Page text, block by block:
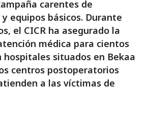
carentes de
equipos básicos. Durante
el CICR ha asegurado la
médica para cientos
hospitales situados en Bekaa
centros postoperatorios
a las víctimas de